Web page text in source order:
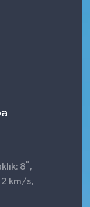
8° ,
km/s,